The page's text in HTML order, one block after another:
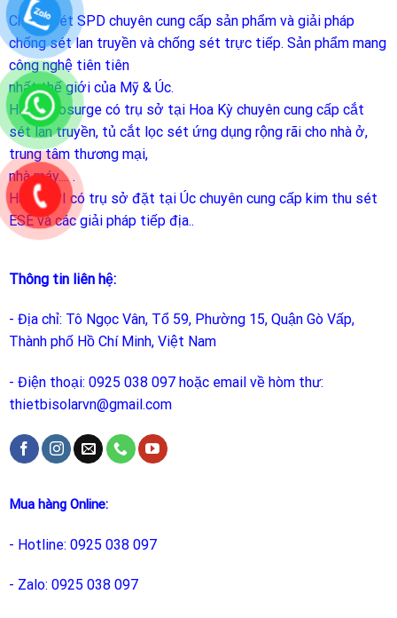
Chống sét SPD chuyên cung cấp sản phẩm và giải pháp
chống sét lan truyền và chống sét trực tiếp. Sản phẩm mang
công nghệ tiên tiên
nhất thế giới của Mỹ & Úc.
Hãng Prosurge có trụ sở tại Hoa Kỳ chuyên cung cấp cắt
sét lan truyền, tủ cắt lọc sét ứng dụng rộng rãi cho nhà ở,
trung tâm thương mại,
nhà máy.... .
Hãng LPI có trụ sở đặt tại Úc chuyên cung cấp kim thu sét
ESE và các giải pháp tiếp địa..
Thông tin liên hệ:
- Địa chỉ: Tô Ngọc Vân, Tổ 59, Phường 15, Quận Gò Vấp,
Thành phố Hồ Chí Minh, Việt Nam
- Điện thoại: 0925 038 097 hoặc email về hòm thư:
thietbisolarvn@gmail.com
Mua hàng Online:
- Hotline: 0925 038 097
- Zalo: 0925 038 097